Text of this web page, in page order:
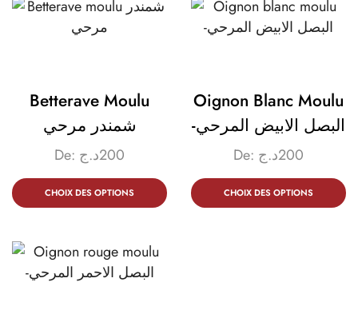
Betterave Moulu
شمندر مرحي
De: 200د.ج
CHOIX DES OPTIONS
Oignon Blanc Moulu
-البصل الابيض المرحي
De: 200د.ج
CHOIX DES OPTIONS